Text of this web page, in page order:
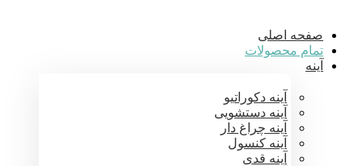
صفحه اصلی
تمام محصولات
آینه
آینه دکوراتیو
آینه دستشویی
آینه چراغ دار
آینه کنسول
آینه قدی